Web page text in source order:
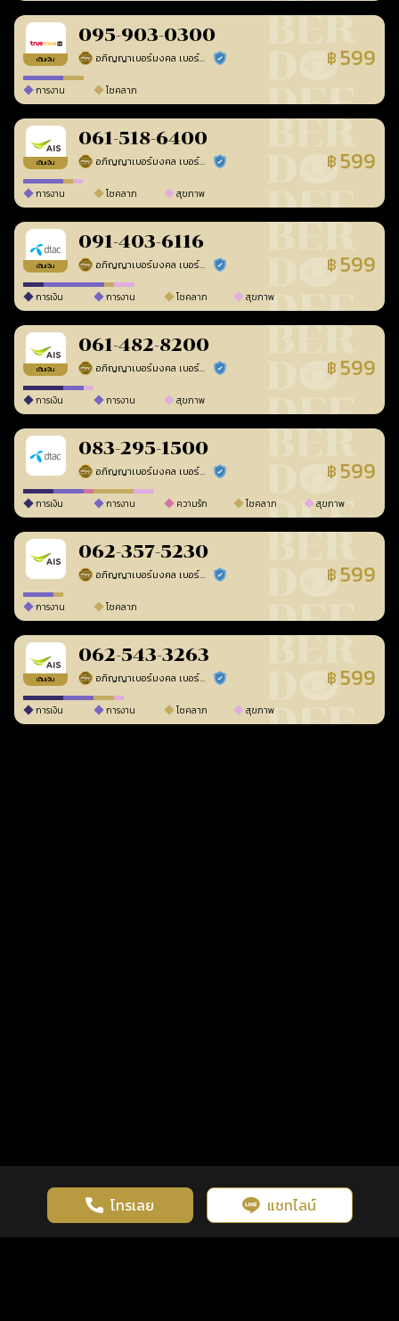
เติมเงิน
095-903-0300
อภิญญาเบอร์มงคล เบอร์สวยเลขศาสตร์ ร้านยืนยันแล้ว ฿ 599
การงาน โชคลาภ
เติมเงิน
061-518-6400
อภิญญาเบอร์มงคล เบอร์สวยเลขศาสตร์ ร้านยืนยันแล้ว ฿ 599
การงาน โชคลาภ สุขภาพ
เติมเงิน
091-403-6116
อภิญญาเบอร์มงคล เบอร์สวยเลขศาสตร์ ร้านยืนยันแล้ว ฿ 599
การเงิน การงาน โชคลาภ สุขภาพ
เติมเงิน
061-482-8200
อภิญญาเบอร์มงคล เบอร์สวยเลขศาสตร์ ร้านยืนยันแล้ว ฿ 599
การเงิน การงาน สุขภาพ
083-295-1500
อภิญญาเบอร์มงคล เบอร์สวยเลขศาสตร์ ร้านยืนยันแล้ว ฿ 599
การเงิน การงาน ความรัก โชคลาภ สุขภาพ
062-357-5230
อภิญญาเบอร์มงคล เบอร์สวยเลขศาสตร์ ร้านยืนยันแล้ว ฿ 599
การงาน โชคลาภ
เติมเงิน
062-543-3263
อภิญญาเบอร์มงคล เบอร์สวยเลขศาสตร์ ร้านยืนยันแล้ว ฿ 599
การเงิน การงาน โชคลาภ สุขภาพ
โทรเลย แชทไลน์
เว็บไซต์นี้มีการใช้งานคุกกี้ เพื่อเพิ่มประสิทธิภาพและประสบการณ์ที่ดี
ในการใช้งานเว็บไซต์ นโยบายความเป็นส่วนตัว
รู้ก่อน พร้อมกว่า ทุกจังหวะชีวิต คลิกดูดวงฟรี